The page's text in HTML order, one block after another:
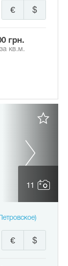
$
€
грн.
кв.м.
11
$
€